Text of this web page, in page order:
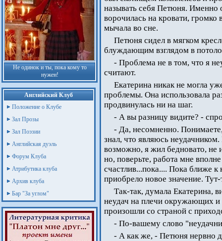
Не одинок и ты, пока кому то
нужен!
Английский Клуб
Положение о Клубе
Зал Прозы
Зал Поэзии
Английская дуэль
Форум Клуба
Атрибутика клуба
Архив клуба
Бар "За углом"
называть себя Петюня. Именно
ворочилась на кровати, громко
мычала во сне.
Петюня сидел в мягком
блуждающим взглядом в
- Проблема не в том, что я
считают.
Екатерина никак не могла
проблемы. Она использовала
продвинулась ни на шаг.
- А вы разницу видите? -
- Да, несомненно.
знал, что являюсь
возможно, я жил бедновато, не
но, поверьте, работа мне
счастлив...пока.... Пока ближе
приобрело новое значение. Тут-
Так-так, думала Екатерина,
неудач на плечи окружающих и
произошли со страной с
- По-вашему слово
- А как же, - Петюня нервно